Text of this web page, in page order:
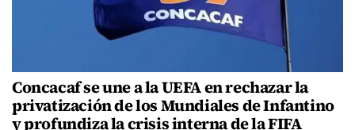
Concacaf se une a la UEFA en rechazar la
privatización de los Mundiales de Infantino
y profundiza la crisis interna de la FIFA